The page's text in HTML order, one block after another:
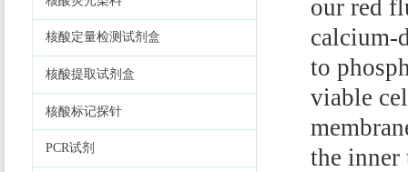
核酸定量检测试剂盒
核酸提取试剂盒
核酸标记探针
PCR试剂
our red
calcium-
to
viable
the inner